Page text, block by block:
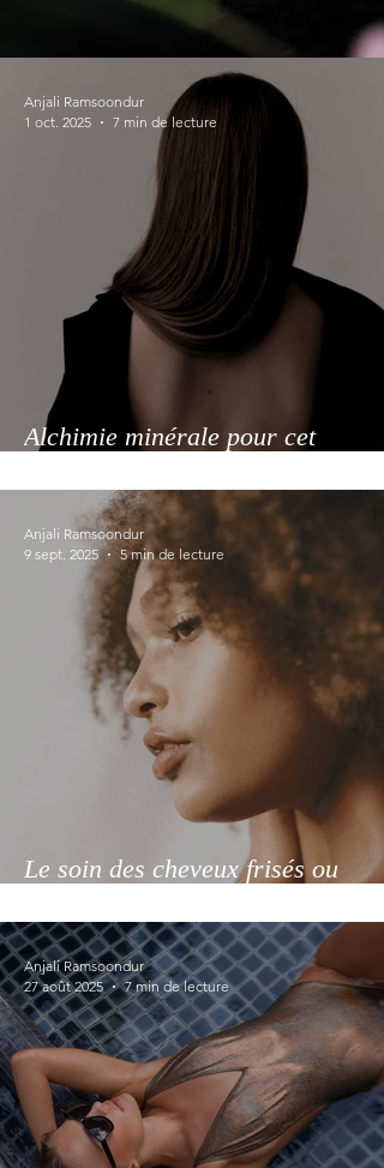
Alchimie minérale pour cet
foncés ou cendrés
Anjali Ramsoondur
1 oct. 2025
7 min de lecture
Le soin des cheveux frisés ou
assumée pour l'automne
Anjali Ramsoondur
9 sept. 2025
5 min de lecture
Anjali Ramsoondur
27 août 2025
7 min de lecture